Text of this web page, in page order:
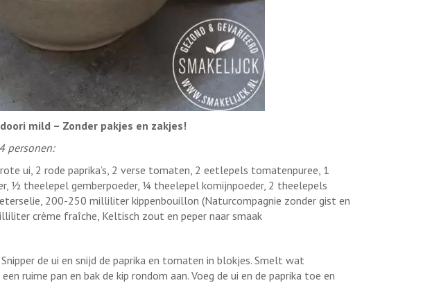
mild – Zonder pakjes en zakjes!
personen:
ui, 2 rode paprika’s, 2 verse tomaten, 2 eetlepels tomatenpuree, 1
½ theelepel gemberpoeder, ¼ theelepel komijnpoeder, 2 theelepels
200-250 milliliter kippenbouillon (Naturcompagnie zonder gist en
crème fraîche, Keltisch zout en peper naar smaak
de ui en snijd de paprika en tomaten in blokjes. Smelt wat
ruime pan en bak de kip rondom aan. Voeg de ui en de paprika toe en